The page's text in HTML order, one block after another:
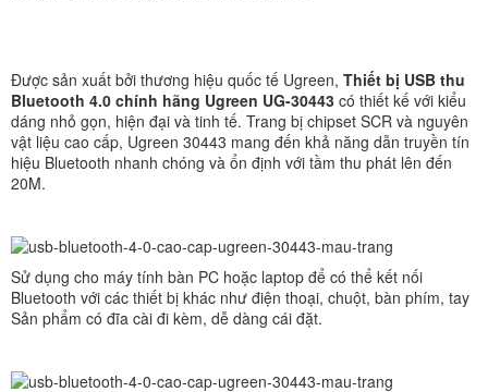
Được sản xuất bởi thương hiệu quốc tế Ugreen, Thiết bị USB thu
Bluetooth 4.0 chính hãng Ugreen UG-30443 có thiết kế với kiểu
dáng nhỏ gọn, hiện đại và tinh tế. Trang bị chipset SCR và nguyên
vật liệu cao cấp, Ugreen 30443 mang đến khả năng dẫn truyền tín
hiệu Bluetooth nhanh chóng và ổn định với tầm thu phát lên đến
20M.
Sử dụng cho máy tính bàn PC hoặc laptop để có thể kết nối
Bluetooth với các thiết bị khác như điện thoại, chuột, bàn phím, tay
Sản phẩm có đĩa cài đi kèm, dễ dàng cái đặt.